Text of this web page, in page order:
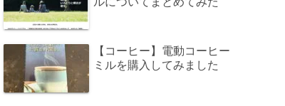
【コーヒー】電動コーヒー
ミルを購入してみました